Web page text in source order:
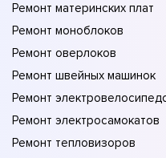
Ремонт материнских плат
Ремонт моноблоков
Ремонт оверлоков
Ремонт швейных машинок
Ремонт
Ремонт электросамокатов
Ремонт тепловизоров